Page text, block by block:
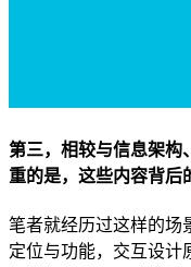
第三，相较与信息架构
重的是，这些内容背后
笔者就经历过这样的场
定位与功能，交互设计